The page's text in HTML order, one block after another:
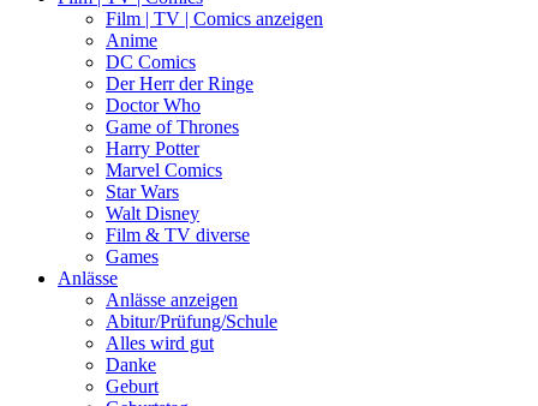
Film | TV | Comics anzeigen
Anime
DC Comics
Der Herr der Ringe
Doctor Who
Game of Thrones
Harry Potter
Marvel Comics
Star Wars
Walt Disney
Film & TV diverse
Games
Anlässe
Anlässe anzeigen
Abitur/Prüfung/Schule
Alles wird gut
Danke
Geburt